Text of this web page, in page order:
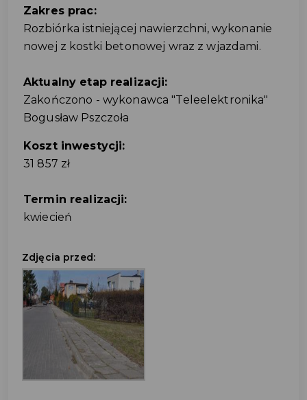
Zakres prac:
Rozbiórka istniejącej nawierzchni, wykonanie
nowej z kostki betonowej wraz z wjazdami.
Aktualny etap realizacji:
Zakończono - wykonawca "Teleelektronika"
Bogusław Pszczoła
Koszt inwestycji:
31 857 zł
Termin realizacji:
kwiecień
Zdjęcia przed: